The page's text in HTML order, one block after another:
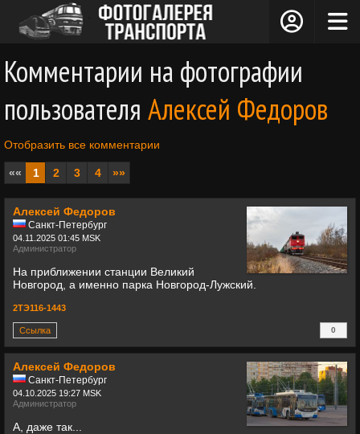
Комментарии на фотографии
пользователя Алексей Федоров
Отобразить все комментарии
«« 1 2 3 4 »»
Алексей Федоров
Санкт-Петербург
04.11.2025 01:45 MSK
Администратор
На приближении станции Великий
Новгород, а именно парка Новгород-Лужский.
2ТЭ116-1443
Ссылка
0
+0
Алексей Федоров
Санкт-Петербург
04.10.2025 19:27 MSK
Администратор
А, даже так...